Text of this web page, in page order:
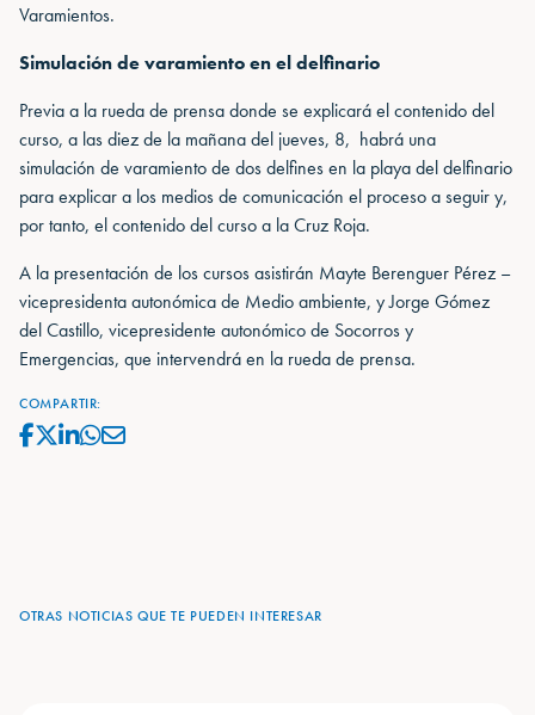
Varamientos.
Simulación de varamiento en el delfinario
Previa a la rueda de prensa donde se explicará el contenido del
curso, a las diez de la mañana del jueves, 8, habrá una
simulación de varamiento de dos delfines en la playa del delfinario
para explicar a los medios de comunicación el proceso a seguir y,
por tanto, el contenido del curso a la Cruz Roja.
A la presentación de los cursos asistirán Mayte Berenguer Pérez –
vicepresidenta autonómica de Medio ambiente, y Jorge Gómez
del Castillo, vicepresidente autonómico de Socorros y
Emergencias, que intervendrá en la rueda de prensa.
COMPARTIR:
OTRAS NOTICIAS QUE TE PUEDEN INTERESAR